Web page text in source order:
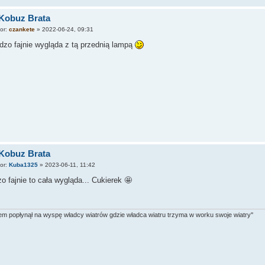
Brata
czankete »2022-06-24, 09:31
fajnie wygląda z tą przednią lampą
Brata
Kuba1325 »2023-06-11, 11:42
fajnie to cała wygląda... Cukierek 🤩
popłynął na wyspę władcy wiatrów gdzie władca wiatru trzyma w worku swoje wiatry''